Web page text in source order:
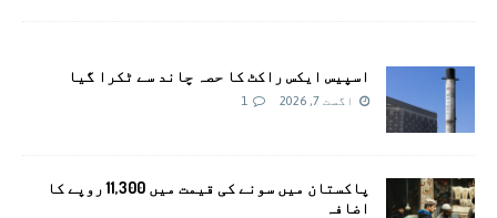
اسپیس ایکس راکٹ کا حصہ چاند سے ٹکرا گیا
اگست 7, 2026 1
پاکستان میں سونے کی قیمت میں 11,300 روپے کا
اضافہ